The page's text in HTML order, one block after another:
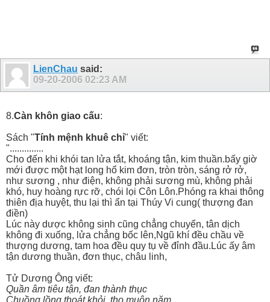
LienChau said:
09-20-2006 02:23 AM
8.Càn khôn giao cấu:
Sách "Tính mệnh khuê chỉ" viết:
"..............
Cho đến khi khói tan lửa tắt, khoáng tận, kim thuần.bấy giờ
mới được một hạt long hổ kim đơn, tròn tròn, sáng rở rở,
như sương , như điện, không phải sương mù, không phải
khó, huy hoàng rực rỡ, chói lọi Côn Lôn.Phóng ra khai thông
thiên địa huyệt, thu lại thì ẩn tại Thúy Vi cung( thượng đan
điền)
Lúc này dược không sinh cũng chẳng chuyển, tân dịch
không đi xuống, lửa chẳng bốc lên,Ngũ khí đều chầu về
thượng dương, tam hoa đều quy tụ về đỉnh đầu.Lúc ấy âm
tận dương thuần, đơn thục, châu linh,
Tử Dương Ông viết:
Quần âm tiêu tận, đan thành thục
Chuồng lồng thoát khỏi, thọ muôn năm